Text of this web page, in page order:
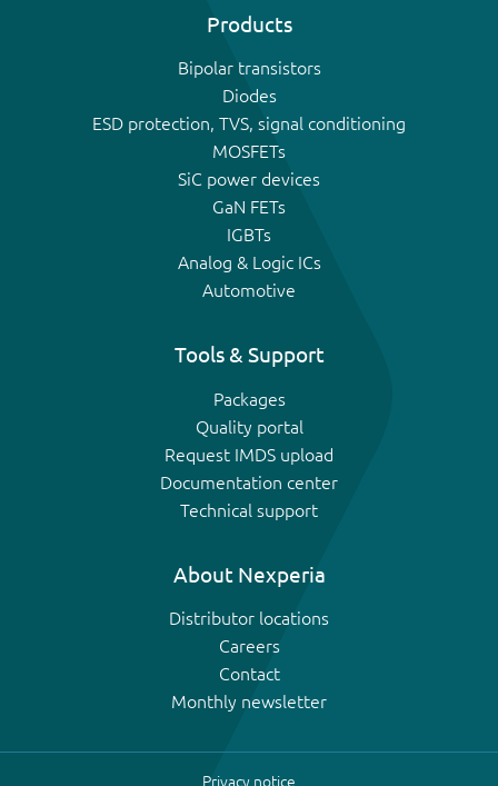
Products
Bipolar transistors
Diodes
ESD protection, TVS, signal conditioning
MOSFETs
SiC power devices
GaN FETs
IGBTs
Analog & Logic ICs
Automotive
Tools & Support
Packages
Quality portal
Request IMDS upload
Documentation center
Technical support
About Nexperia
Distributor locations
Careers
Contact
Monthly newsletter
Privacy notice